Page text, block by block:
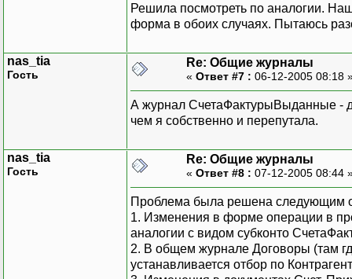
Решила посмотреть по аналогии.
форма в обоих случаях. Пытаюсь
nas_tia
Гость
Re: Общие журналы
« Ответ #7 : 06-12-2005 08:18
А журнал СчетаФактурыВыданные -
чем я собственно и перепутала.
nas_tia
Гость
Re: Общие журналы
« Ответ #8 : 07-12-2005 08:44
Проблема была решена следующим
1. Изменения в форме операции в
аналогии с видом субконто
2. В общем журнале Договоры (там
устанавливается отбор по